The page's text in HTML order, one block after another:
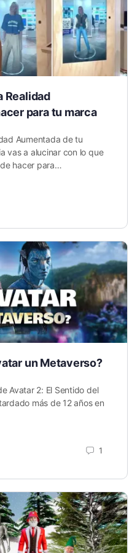
Realidad
para tu marca
Aumentada de tu
vas a alucinar con lo que
hacer para…
un Metaverso?
Avatar 2: El Sentido del
más de 12 años en
1